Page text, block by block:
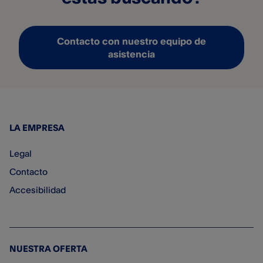
Contacto con nuestro equipo de
asistencia
LA EMPRESA
Legal
Contacto
Accesibilidad
NUESTRA OFERTA